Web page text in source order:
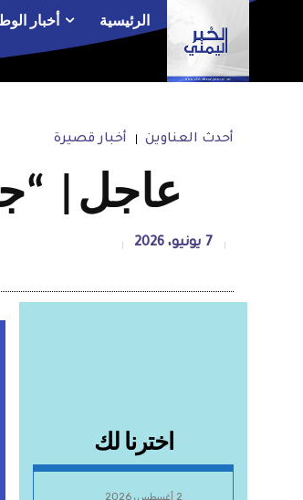
الرئيسية أخبار
أحدث العناوين أخبار قصيرة
عاجل|
7 يونيو، 2026
اخترنا لك
2 أغسطس، 2026